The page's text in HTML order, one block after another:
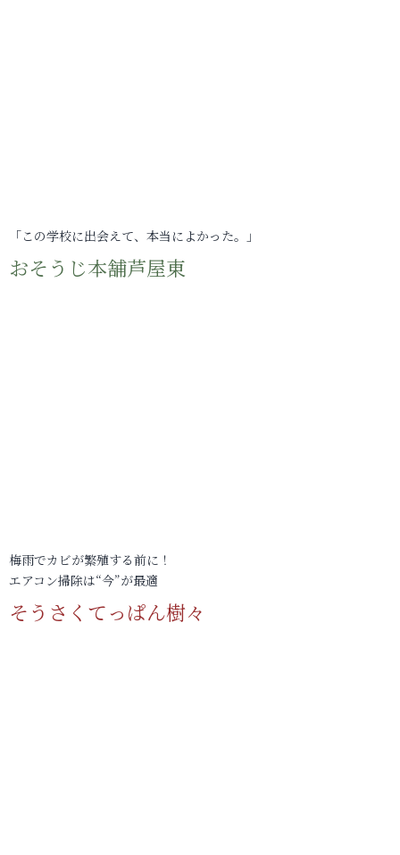
「この学校に出会えて、本当によかった。」
おそうじ本舗芦屋東
梅雨でカビが繁殖する前に！
エアコン掃除は“今”が最適
そうさくてっぱん樹々